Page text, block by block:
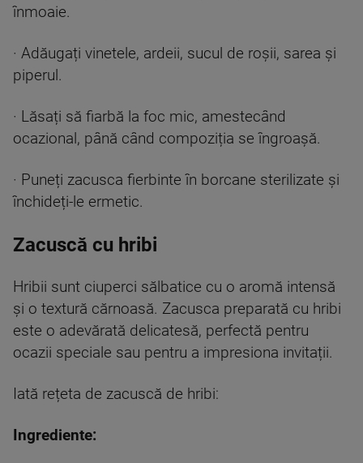
înmoaie.
· Adăugați vinetele, ardeii, sucul de roșii, sarea și
piperul.
· Lăsați să fiarbă la foc mic, amestecând
ocazional, până când compoziția se îngroașă.
· Puneți zacusca fierbinte în borcane sterilizate și
închideți-le ermetic.
Zacuscă cu hribi
Hribii sunt ciuperci sălbatice cu o aromă intensă
și o textură cărnoasă. Zacusca preparată cu hribi
este o adevărată delicatesă, perfectă pentru
ocazii speciale sau pentru a impresiona invitații.
Iată rețeta de zacuscă de hribi:
Ingrediente: